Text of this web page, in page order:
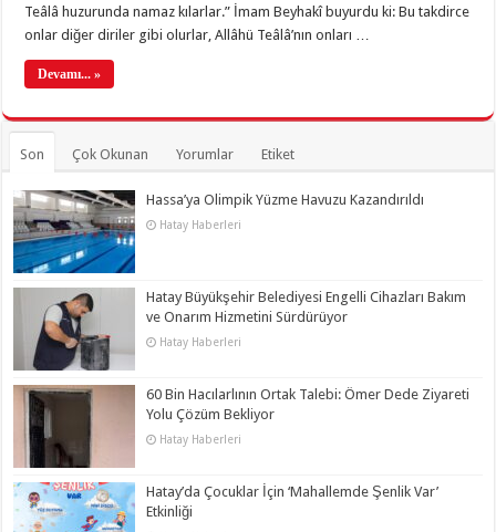
Teâlâ huzurunda namaz kılarlar.” İmam Beyhakî buyurdu ki: Bu takdirce
onlar diğer diriler gibi olurlar, Allâhü Teâlâ’nın onları …
Devamı... »
Son Çok Okunan Yorumlar Etiket
Hassa’ya Olimpik Yüzme Havuzu Kazandırıldı
Hatay Haberleri
Hatay Büyükşehir Belediyesi Engelli Cihazları Bakım
ve Onarım Hizmetini Sürdürüyor
Hatay Haberleri
60 Bin Hacılarlının Ortak Talebi: Ömer Dede Ziyareti
Yolu Çözüm Bekliyor
Hatay Haberleri
Hatay’da Çocuklar İçin ‘Mahallemde Şenlik Var’
Etkinliği